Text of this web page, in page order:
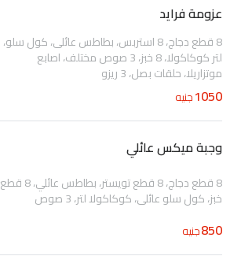
عزومة فرايد
8 قطع دجاج، 8 استربس، بطاطس عائلى، كول سلو،
لتر كوكاكولا، 8 خبز، 3 صوص مختلف، اصابع
موتزاريلا، حلقات بصل، 3 ريزو
1050جنيه
وجبة ميكس عائلي
8 قطع دجاج، 8 قطع تويستر، بطاطس عائلي، 8 قطع
خبز، كول سلو عائلي، كوكاكولا لتر، 3 صوص
850جنيه